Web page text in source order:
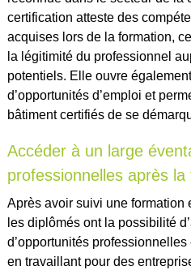
certification atteste des
acquises lors de la formation,
la légitimité du professionnel
potentiels. Elle ouvre
d’opportunités d’emploi et
bâtiment certifiés de se
Accéder à un large
professionnelles après la
Après avoir suivi une formation
les diplômés ont la possibilité
d’opportunités
en travaillant pour des